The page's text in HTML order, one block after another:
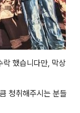
락 했습니다만, 막상
청취해주시는 분들